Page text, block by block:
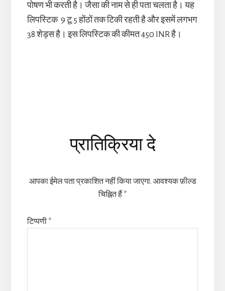
पोषण भी करती है। जैसा की नाम से ही पता चलता है। यह
लिपस्टिक 9 टू 5 होंठों तक टिकी रहती है और इसमें लगभग
38 शेड्स है। इस लिपस्टिक की कीमत 450 INR है।
Interactions
प्रातिक्रिया दे
आपका ईमेल पता प्रकाशित नहीं किया जाएगा. आवश्यक फ़ील्ड
चिह्नित हैं *
टिप्पणी *